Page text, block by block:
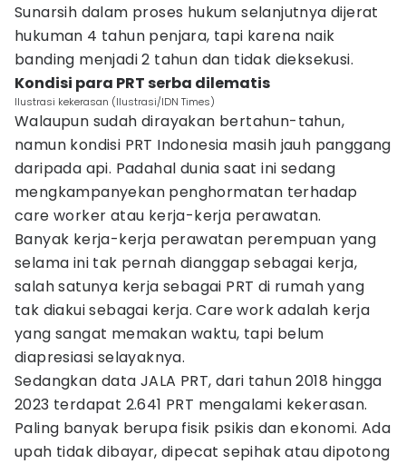
Sunarsih dalam proses hukum selanjutnya dijerat
hukuman 4 tahun penjara, tapi karena naik
banding menjadi 2 tahun dan tidak dieksekusi.
Kondisi para PRT serba dilematis
Ilustrasi kekerasan (Ilustrasi/IDN Times)
Walaupun sudah dirayakan bertahun-tahun,
namun kondisi PRT Indonesia masih jauh panggang
daripada api. Padahal dunia saat ini sedang
mengkampanyekan penghormatan terhadap
care worker atau kerja-kerja perawatan.
Banyak kerja-kerja perawatan perempuan yang
selama ini tak pernah dianggap sebagai kerja,
salah satunya kerja sebagai PRT di rumah yang
tak diakui sebagai kerja. Care work adalah kerja
yang sangat memakan waktu, tapi belum
diapresiasi selayaknya.
Sedangkan data JALA PRT, dari tahun 2018 hingga
2023 terdapat 2.641 PRT mengalami kekerasan.
Paling banyak berupa fisik psikis dan ekonomi. Ada
upah tidak dibayar, dipecat sepihak atau dipotong